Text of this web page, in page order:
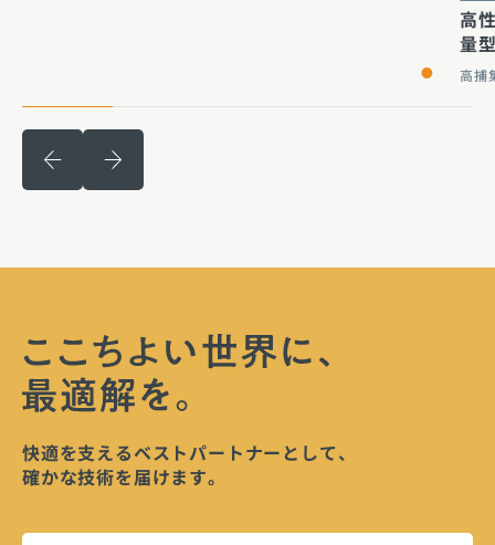
高
量
高捕
快適を支えるベストパートナーとして、
確かな技術を届けます。